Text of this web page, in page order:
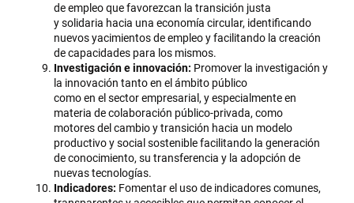
de empleo que favorezcan la transición justa
y solidaria hacia una economía circular, identificando
nuevos yacimientos de empleo y facilitando la creación
de capacidades para los mismos.
Investigación e innovación: Promover la investigación y
la innovación tanto en el ámbito público
como en el sector empresarial, y especialmente en
materia de colaboración público-privada, como
motores del cambio y transición hacia un modelo
productivo y social sostenible facilitando la generación
de conocimiento, su transferencia y la adopción de
nuevas tecnologías.
Indicadores: Fomentar el uso de indicadores comunes,